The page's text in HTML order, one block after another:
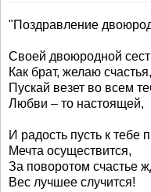
"Поздравление
Своей двоюродной
Как брат, желаю счастья,
Пускай везет во всем
Любви – то настоящей,
И радость пусть к тебе
Мечта осуществится,
За поворотом счастье
Вес лучшее случится!